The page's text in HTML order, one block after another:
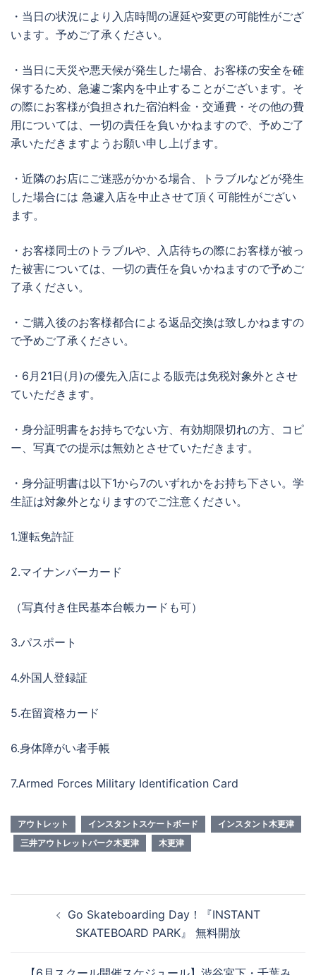
・当日の状況により入店時間の遅延や変更の可能性がござ
います。予めご了承ください。
・当日に天災や悪天候が発生した場合、お客様の安全を確
保するため、急遽ご案内を中止することがございます。そ
の際にお客様が負担された宿泊料金・交通費・その他の費
用については、一切の責任を負いかねますので、予めご了
承いただきますようお願い申し上げます。
・近隣のお店にご迷惑がかかる場合、トラブルなどが発生
した場合には 急遽入店を中止させて頂く可能性がござい
ます。
・お客様同士のトラブルや、入店待ちの際にお客様が被っ
た被害については、一切の責任を負いかねますので予めご
了承ください。
・ご購入後のお客様都合による返品交換は致しかねますの
で予めご了承ください。
・6月21日(月)の優先入店による販売は免税対象外とさせ
ていただきます。
・身分証明書をお持ちでない方、有効期限切れの方、コピ
ー、写真での提示は無効とさせていただきます。
・身分証明書は以下1から7のいずれかをお持ち下さい。学
生証は対象外となりますのでご注意ください。
1.運転免許証
2.マイナンバーカード
（写真付き住民基本台帳カードも可）
3.パスポート
4.外国人登録証
5.在留資格カード
6.身体障がい者手帳
7.Armed Forces Military Identification Card
アウトレット インスタントスケートボード
インスタント木更津
三井アウトレットパーク木更津
木更津
Go Skateboarding Day！『INSTANT
SKATEBOARD PARK』 無料開放